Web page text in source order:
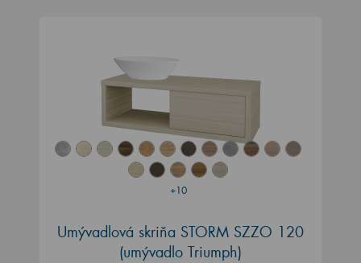
+10
Umývadlová skriňa STORM SZZO 120
(umývadlo Triumph)